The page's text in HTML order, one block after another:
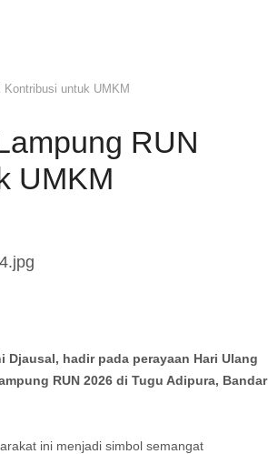
untuk UMKM
RUN
UMKM
Djausal, hadir pada perayaan Hari Ulang
RUN 2026 di Tugu Adipura, Bandar
ini menjadi simbol semangat